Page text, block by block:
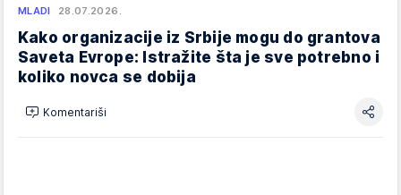
MLADI 28.07.2026.
Kako organizacije iz Srbije mogu do grantova
Saveta Evrope: Istražite šta je sve potrebno i
koliko novca se dobija
Komentariši